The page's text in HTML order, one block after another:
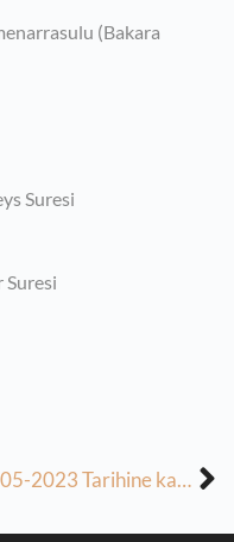
(Bakara
Suresi
Suresi
27-05-2023 Tarihine kadar olan ev odevleri